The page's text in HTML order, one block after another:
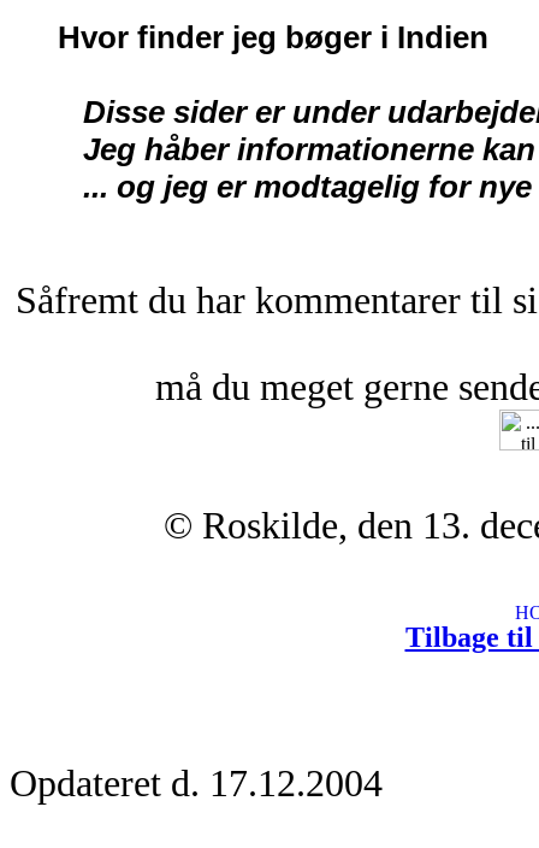
Hvor finder jeg bøger i Indien
Disse sider er under
Jeg håber informationerne
... og jeg er modtagelig for
Såfremt du har kommentarer til
må du meget gerne
© Roskilde, den 13.
Tilbage til
Opdateret d. 17.12.2004